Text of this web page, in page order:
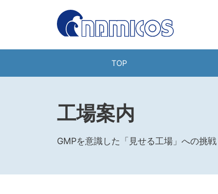
TOP
工場案内
GMPを意識した「見せる工場」への挑戦